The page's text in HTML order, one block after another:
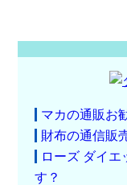
マカの通販お
財布の通信販
ローズ ダイエ
す？